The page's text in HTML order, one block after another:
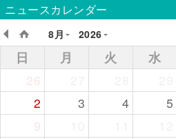
ニュースカレンダー
8月
2026
日 月 火 水
26
2
3 4 5
9